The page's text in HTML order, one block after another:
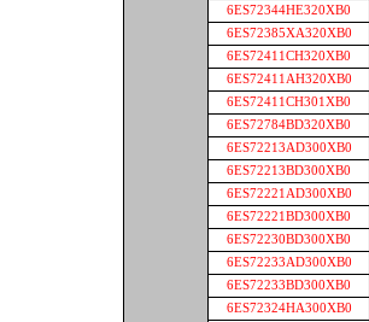
6ES72344HE320XB0
6ES72385XA320XB0
6ES72411CH320XB0
6ES72411AH320XB0
6ES72411CH301XB0
6ES72784BD320XB0
6ES72213AD300XB0
6ES72213BD300XB0
6ES72221AD300XB0
6ES72221BD300XB0
6ES72230BD300XB0
6ES72233AD300XB0
6ES72233BD300XB0
6ES72324HA300XB0